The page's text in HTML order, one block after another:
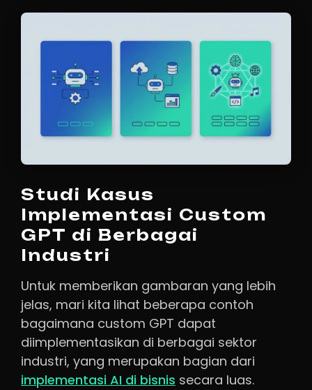
Studi Kasus
Implementasi Custom
GPT di Berbagai
Industri
Untuk memberikan gambaran yang lebih
jelas, mari kita lihat beberapa contoh
bagaimana custom GPT dapat
diimplementasikan di berbagai sektor
industri, yang merupakan bagian dari
implementasi AI di bisnis secara luas.